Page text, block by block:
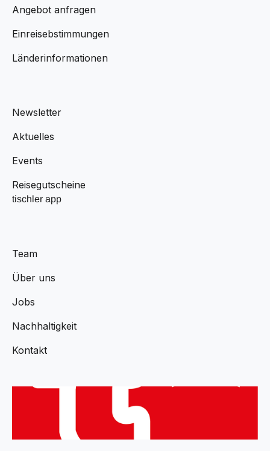
Angebot anfragen
Einreisebstimmungen
Länderinformationen
Newsletter
Aktuelles
Events
Reisegutscheine
tischler app
Team
Über uns
Jobs
Nachhaltigkeit
Kontakt